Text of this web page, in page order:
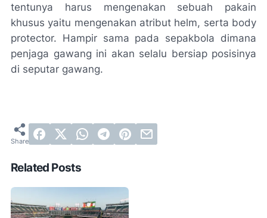
tentunya harus mengenakan sebuah pakain
khusus yaitu mengenakan atribut helm, serta body
protector. Hampir sama pada sepakbola dimana
penjaga gawang ini akan selalu bersiap posisinya
di seputar gawang.
Related Posts